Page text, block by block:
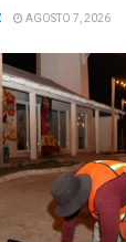
AGOSTO 7, 2026